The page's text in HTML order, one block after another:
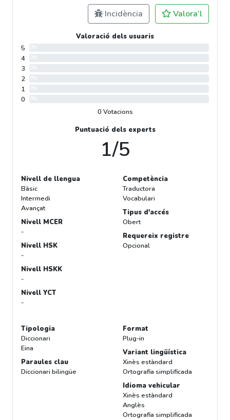
Incidència Valora’l
Valoració dels usuaris
5
4
3
2
1
0
0 Votacions
Puntuació dels experts
1/5
Nivell de llengua
Bàsic
Intermedi
Avançat
Nivell MCER
-
Nivell HSK
-
Nivell HSKK
-
Nivell YCT
-
Competència
Traductora
Vocabulari
Tipus d'accés
Obert
Requereix registre
Opcional
Tipologia
Diccionari
Eina
Paraules clau
Diccionari bilingüe
Format
Plug-in
Variant lingüística
Xinès estàndard
Ortografia simplificada
Idioma vehicular
Xinès estàndard
Anglès
Ortografia simplificada